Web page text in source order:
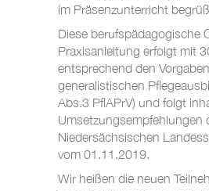
im Präsenzunterricht
Diese berufspädagogische
Praxisanleitung erfolgt mit
entsprechend den
generalistischen
Abs.3 PflAPrV) und folgt
Umsetzungsempfehlungen
Niedersächsischen
vom 01.11.2019.
Wir heißen die neuen